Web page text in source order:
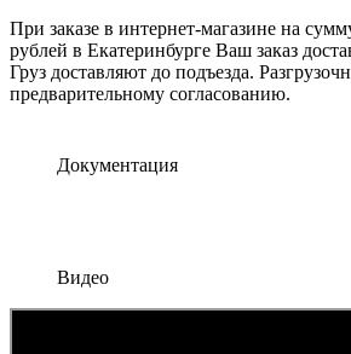
При заказе в интернет-магазине на
рублей в Екатеринбурге Ваш заказ
Груз доставляют до подъезда.
предварительному согласованию.
Документация
Видео